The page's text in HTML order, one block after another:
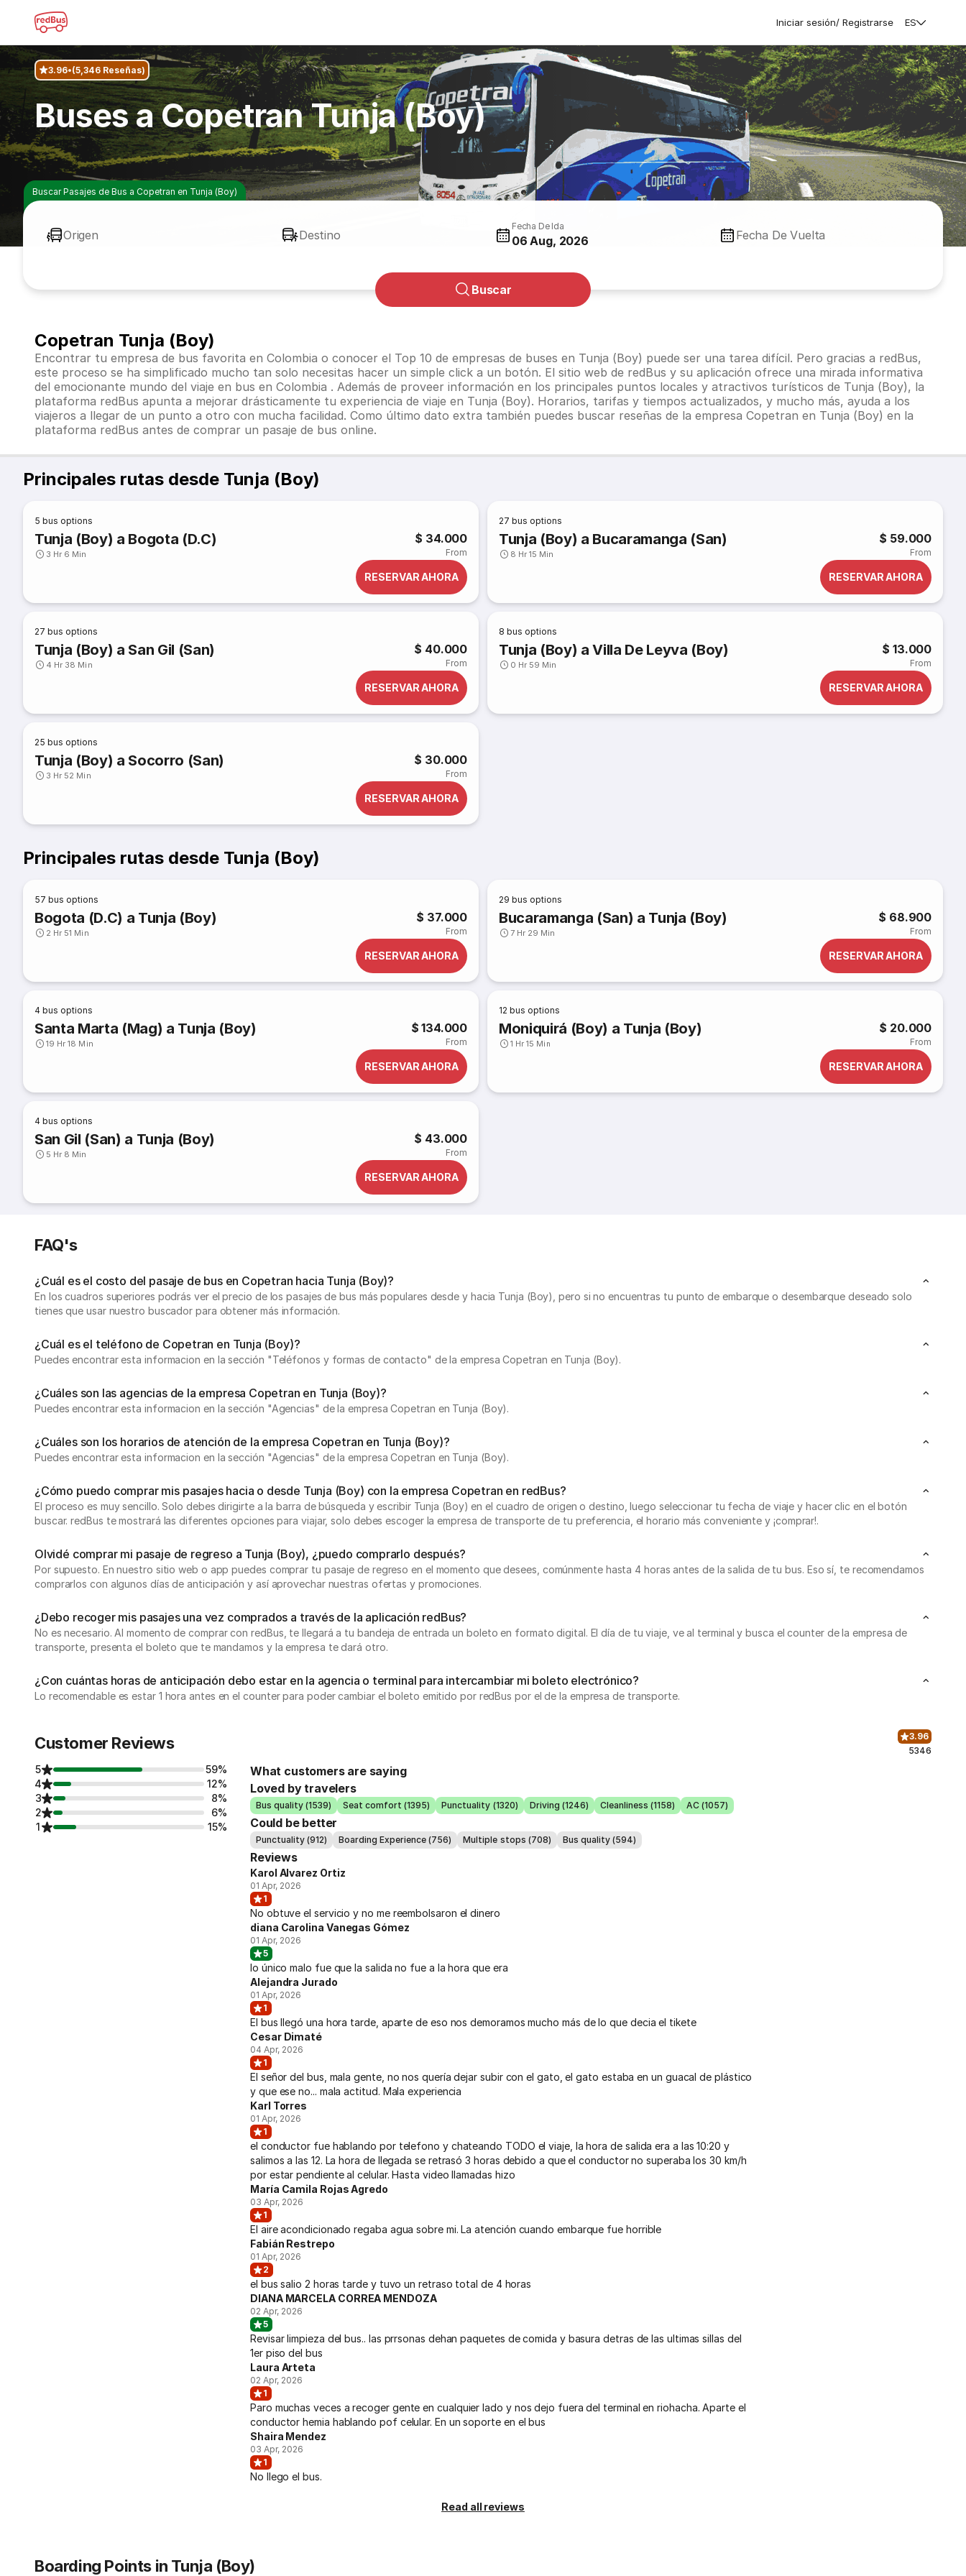
Iniciar sesión/ Registrarse ES
3.96 (5,346 Reseñas)
Buses a Copetran Tunja (Boy)
Buscar Pasajes de Bus a Copetran en Tunja (Boy)
Origen Destino
Fecha De Ida
06 Aug, 2026 Fecha De Vuelta
Buscar
Copetran Tunja (Boy)
Encontrar tu empresa de bus favorita en Colombia o conocer el Top 10 de empresas de buses en Tunja (Boy) puede ser una tarea difícil. Pero gracias a redBus,
este proceso se ha simplificado mucho tan solo necesitas hacer un simple click a un botón. El sitio web de redBus y su aplicación ofrece una mirada informativa
del emocionante mundo del viaje en bus en Colombia . Además de proveer información en los principales puntos locales y atractivos turísticos de Tunja (Boy), la
plataforma redBus apunta a mejorar drásticamente tu experiencia de viaje en Tunja (Boy). Horarios, tarifas y tiempos actualizados, y mucho más, ayuda a los
viajeros a llegar de un punto a otro con mucha facilidad. Como último dato extra también puedes buscar reseñas de la empresa Copetran en Tunja (Boy) en la
plataforma redBus antes de comprar un pasaje de bus online.
Principales rutas desde Tunja (Boy)
5 bus options
Tunja (Boy) a Bogota (D.C)
3 Hr 6 Min
$ 34.000
From
RESERVAR AHORA
27 bus options
Tunja (Boy) a Bucaramanga (San)
8 Hr 15 Min
$ 59.000
From
RESERVAR AHORA
27 bus options
Tunja (Boy) a San Gil (San)
4 Hr 38 Min
$ 40.000
From
RESERVAR AHORA
8 bus options
Tunja (Boy) a Villa De Leyva (Boy)
0 Hr 59 Min
$ 13.000
From
RESERVAR AHORA
25 bus options
Tunja (Boy) a Socorro (San)
3 Hr 52 Min
$ 30.000
From
RESERVAR AHORA
Principales rutas desde Tunja (Boy)
57 bus options
Bogota (D.C) a Tunja (Boy)
2 Hr 51 Min
$ 37.000
From
RESERVAR AHORA
29 bus options
Bucaramanga (San) a Tunja (Boy)
7 Hr 29 Min
$ 68.900
From
RESERVAR AHORA
4 bus options
Santa Marta (Mag) a Tunja (Boy)
19 Hr 18 Min
$ 134.000
From
RESERVAR AHORA
12 bus options
Moniquirá (Boy) a Tunja (Boy)
1 Hr 15 Min
$ 20.000
From
RESERVAR AHORA
4 bus options
San Gil (San) a Tunja (Boy)
5 Hr 8 Min
$ 43.000
From
RESERVAR AHORA
FAQ's
¿Cuál es el costo del pasaje de bus en Copetran hacia Tunja (Boy)?
En los cuadros superiores podrás ver el precio de los pasajes de bus más populares desde y hacia Tunja (Boy), pero si no encuentras tu punto de embarque o desembarque deseado solo
tienes que usar nuestro buscador para obtener más información.
¿Cuál es el teléfono de Copetran en Tunja (Boy)?
Puedes encontrar esta informacion en la sección "Teléfonos y formas de contacto" de la empresa Copetran en Tunja (Boy).
¿Cuáles son las agencias de la empresa Copetran en Tunja (Boy)?
Puedes encontrar esta informacion en la sección "Agencias" de la empresa Copetran en Tunja (Boy).
¿Cuáles son los horarios de atención de la empresa Copetran en Tunja (Boy)?
Puedes encontrar esta informacion en la sección "Agencias" de la empresa Copetran en Tunja (Boy).
¿Cómo puedo comprar mis pasajes hacia o desde Tunja (Boy) con la empresa Copetran en redBus?
El proceso es muy sencillo. Solo debes dirigirte a la barra de búsqueda y escribir Tunja (Boy) en el cuadro de origen o destino, luego seleccionar tu fecha de viaje y hacer clic en el botón
buscar. redBus te mostrará las diferentes opciones para viajar, solo debes escoger la empresa de transporte de tu preferencia, el horario más conveniente y ¡comprar!.
Olvidé comprar mi pasaje de regreso a Tunja (Boy), ¿puedo comprarlo después?
Por supuesto. En nuestro sitio web o app puedes comprar tu pasaje de regreso en el momento que desees, comúnmente hasta 4 horas antes de la salida de tu bus. Eso sí, te recomendamos
comprarlos con algunos días de anticipación y así aprovechar nuestras ofertas y promociones.
¿Debo recoger mis pasajes una vez comprados a través de la aplicación redBus?
No es necesario. Al momento de comprar con redBus, te llegará a tu bandeja de entrada un boleto en formato digital. El día de tu viaje, ve al terminal y busca el counter de la empresa de
transporte, presenta el boleto que te mandamos y la empresa te dará otro.
¿Con cuántas horas de anticipación debo estar en la agencia o terminal para intercambiar mi boleto electrónico?
Lo recomendable es estar 1 hora antes en el counter para poder cambiar el boleto emitido por redBus por el de la empresa de transporte.
Customer Reviews
3.96
5346
5
59%
4
12%
3
8%
2
6%
1
15%
What customers are saying
Loved by travelers
Bus quality (1539) Seat comfort (1395) Punctuality (1320) Driving (1246) Cleanliness (1158) AC (1057)
Could be better
Punctuality (912) Boarding Experience (756) Multiple stops (708) Bus quality (594)
Reviews
Karol Alvarez Ortiz
01 Apr, 2026
1
No obtuve el servicio y no me reembolsaron el dinero
diana Carolina Vanegas Gómez
01 Apr, 2026
5
lo único malo fue que la salida no fue a la hora que era
Alejandra Jurado
01 Apr, 2026
1
El bus llegó una hora tarde, aparte de eso nos demoramos mucho más de lo que decia el tikete
Cesar Dimaté
04 Apr, 2026
1
El señor del bus, mala gente, no nos quería dejar subir con el gato, el gato estaba en un guacal de plástico
y que ese no... mala actitud. Mala experiencia
Karl Torres
01 Apr, 2026
1
el conductor fue hablando por telefono y chateando TODO el viaje, la hora de salida era a las 10:20 y
salimos a las 12. La hora de llegada se retrasó 3 horas debido a que el conductor no superaba los 30 km/h
por estar pendiente al celular. Hasta video llamadas hizo
María Camila Rojas Agredo
03 Apr, 2026
1
El aire acondicionado regaba agua sobre mi. La atención cuando embarque fue horrible
Fabián Restrepo
01 Apr, 2026
2
el bus salio 2 horas tarde y tuvo un retraso total de 4 horas
DIANA MARCELA CORREA MENDOZA
02 Apr, 2026
5
Revisar limpieza del bus.. las prrsonas dehan paquetes de comida y basura detras de las ultimas sillas del
1er piso del bus
Laura Arteta
02 Apr, 2026
1
Paro muchas veces a recoger gente en cualquier lado y nos dejo fuera del terminal en riohacha. Aparte el
conductor hemia hablando pof celular. En un soporte en el bus
Shaira Mendez
03 Apr, 2026
1
No llego el bus.
Read all reviews
Boarding Points in Tunja (Boy)